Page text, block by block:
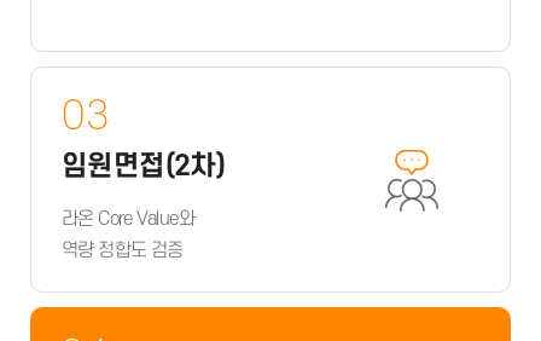
03
임원면접(2차)
라온 Core Value와
역량 정합도 검증